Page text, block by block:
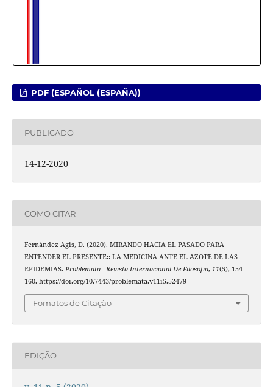
PDF (ESPAÑOL (ESPAÑA))
PUBLICADO
14-12-2020
COMO CITAR
Fernández Agis, D. (2020). MIRANDO HACIA EL PASADO PARA
ENTENDER EL PRESENTE:: LA MEDICINA ANTE EL AZOTE DE LAS
EPIDEMIAS. Problemata - Revista Internacional De Filosofia, 11(5), 154–
160. https://doi.org/10.7443/problemata.v11i5.52479
Fomatos de Citação
EDIÇÃO